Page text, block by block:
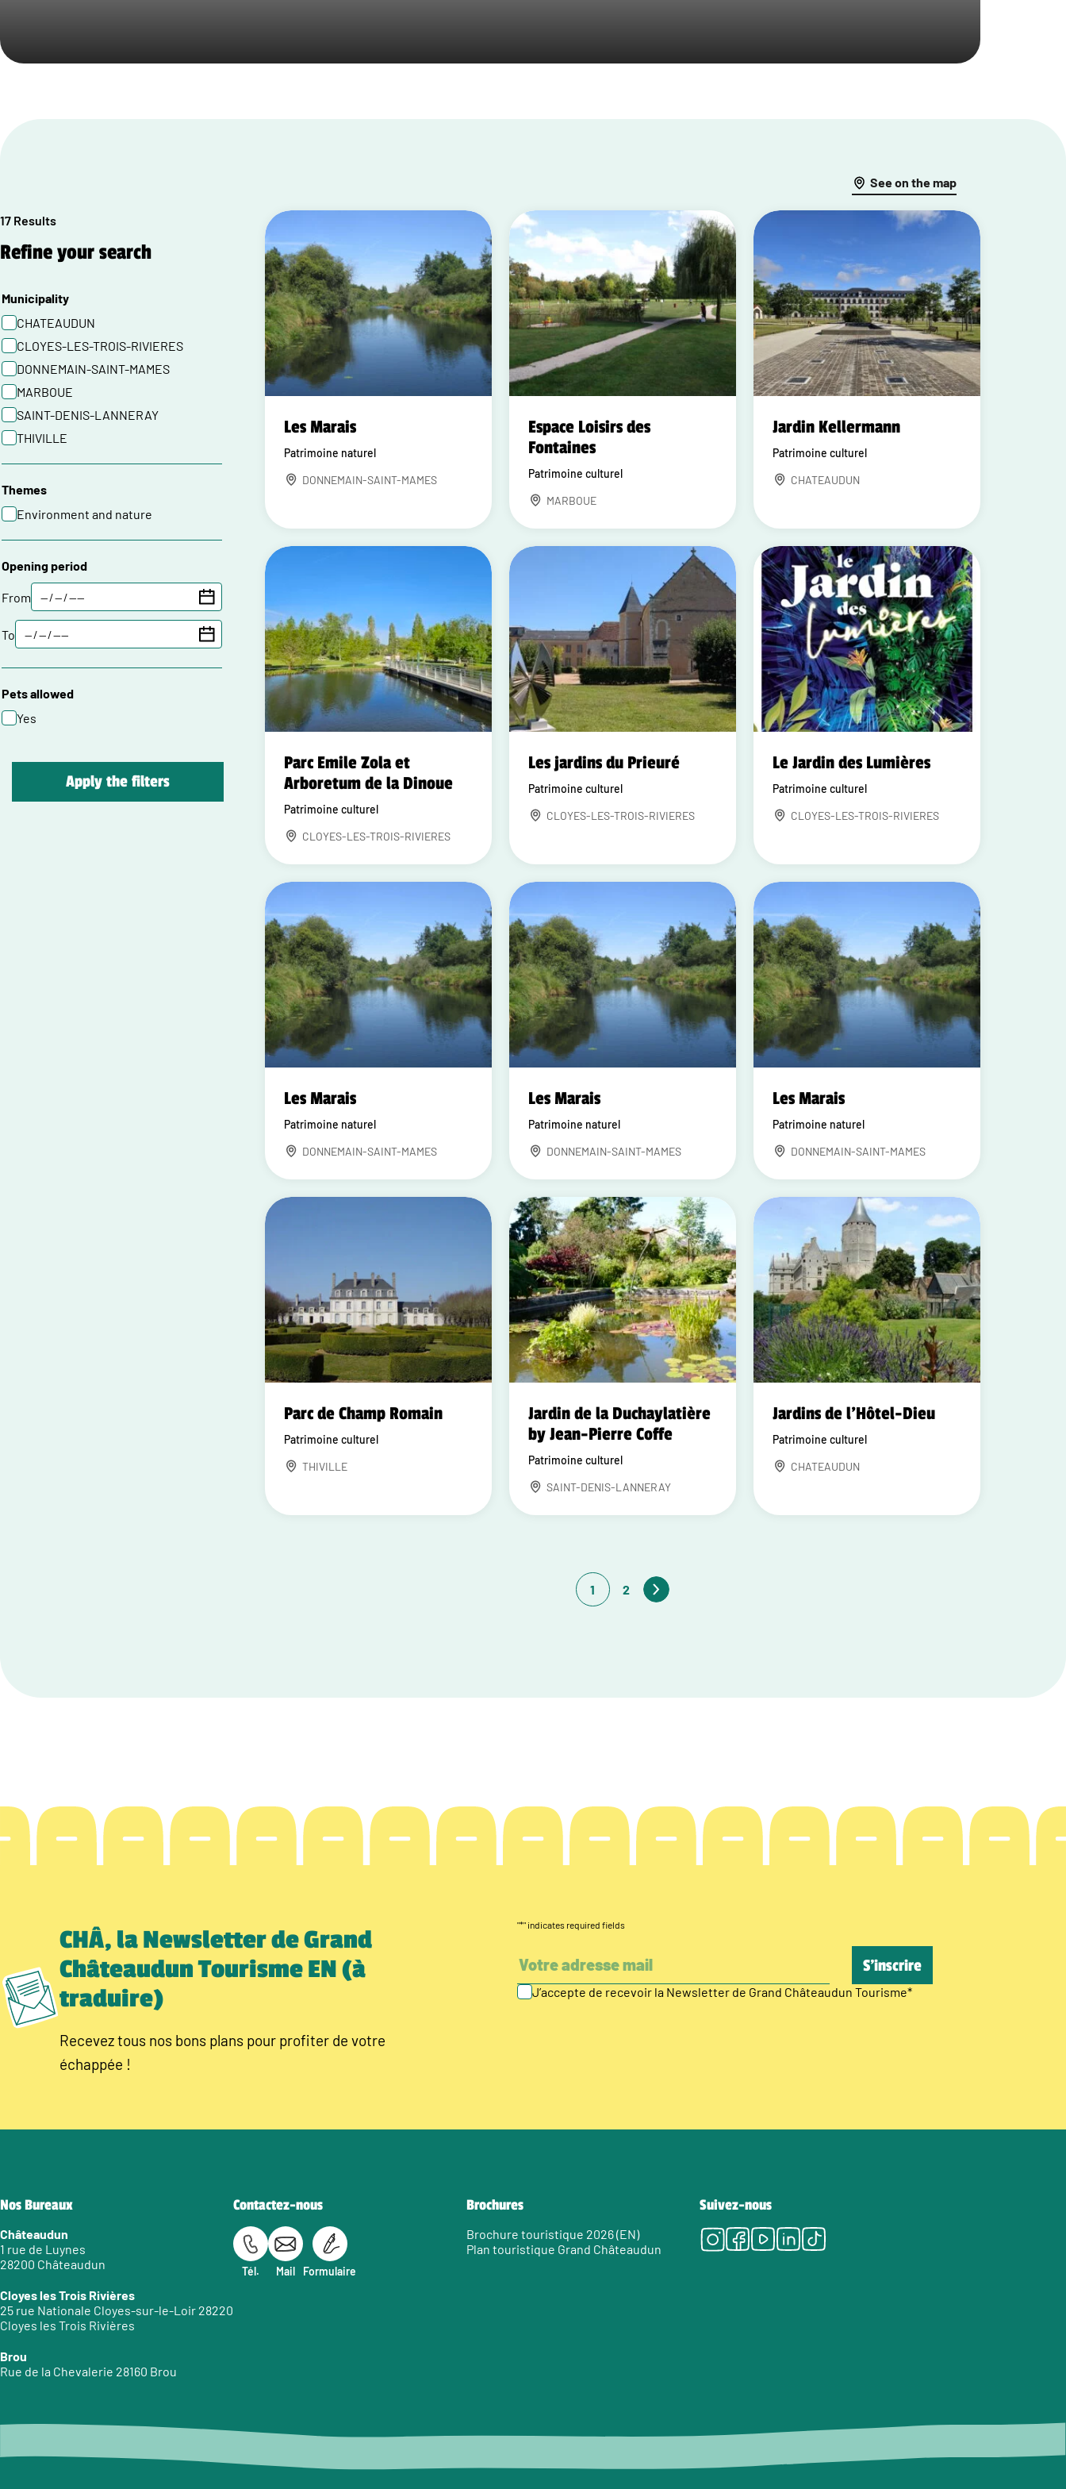
17 Results
Refine your search
Municipality
CHATEAUDUN
CLOYES-LES-TROIS-RIVIERES
DONNEMAIN-SAINT-MAMES
MARBOUE
SAINT-DENIS-LANNERAY
THIVILLE
Themes
Environment and nature
Opening period
From
To
Pets allowed
Yes
Apply the filters
See on the map
Les Marais
Patrimoine naturel
DONNEMAIN-SAINT-MAMES
Espace Loisirs des
Fontaines
Patrimoine culturel
MARBOUE
Jardin Kellermann
Patrimoine culturel
CHATEAUDUN
Parc Emile Zola et
Arboretum de la Dinoue
Patrimoine culturel
CLOYES-LES-TROIS-RIVIERES
Les jardins du Prieuré
Patrimoine culturel
CLOYES-LES-TROIS-RIVIERES
Le Jardin des Lumières
Patrimoine culturel
CLOYES-LES-TROIS-RIVIERES
Les Marais
Patrimoine naturel
DONNEMAIN-SAINT-MAMES
Les Marais
Patrimoine naturel
DONNEMAIN-SAINT-MAMES
Les Marais
Patrimoine naturel
DONNEMAIN-SAINT-MAMES
Parc de Champ Romain
Patrimoine culturel
THIVILLE
Jardin de la Duchaylatière
by Jean-Pierre Coffe
Patrimoine culturel
SAINT-DENIS-LANNERAY
Jardins de l'Hôtel-Dieu
Patrimoine culturel
CHATEAUDUN
1 2
CHÂ, la Newsletter de Grand
Châteaudun Tourisme EN (à
traduire)
Recevez tous nos bons plans pour profiter de votre
échappée !
"*" indicates required fields
J’accepte de recevoir la Newsletter de Grand Châteaudun Tourisme*
Nos Bureaux
Châteaudun
1 rue de Luynes
28200 Châteaudun
Cloyes les Trois Rivières
25 rue Nationale Cloyes-sur-le-Loir 28220
Cloyes les Trois Rivières
Brou
Rue de la Chevalerie 28160 Brou
Contactez-nous
Tél. Mail Formulaire
Brochures
Brochure touristique 2026 (EN)
Plan touristique Grand Châteaudun
Suivez-nous
Instagram
Facebook
Youtube
LinkedIn
Tiktok